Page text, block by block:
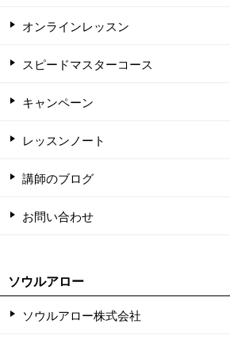
オンラインレッスン
スピードマスターコース
キャンペーン
レッスンノート
講師のブログ
お問い合わせ
ソウルアロー
ソウルアロー株式会社